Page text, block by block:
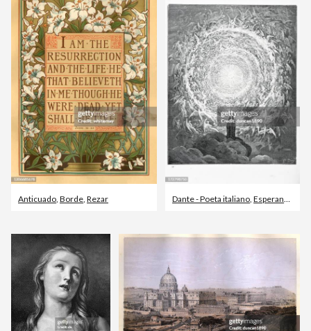
Anticuado, Borde, Rezar Dante - Poeta italiano,Esperanza